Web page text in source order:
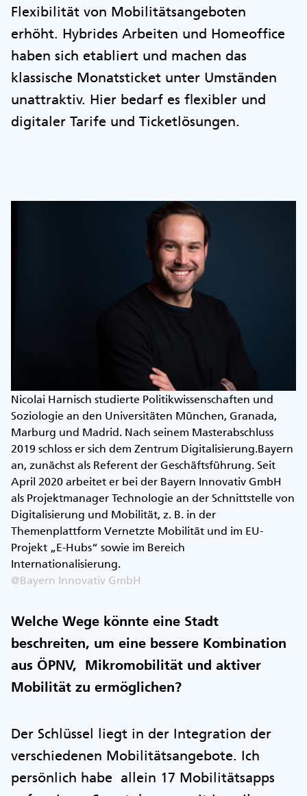
Flexibilität von Mobilitätsangeboten
erhöht. Hybrides Arbeiten und Homeoffice
haben sich etabliert und machen das
klassische Monatsticket unter Umständen
unattraktiv. Hier bedarf es flexibler und
digitaler Tarife und Ticketlösungen.
Nicolai Harnisch studierte Politikwissenschaften und
Soziologie an den Universitäten München, Granada,
Marburg und Madrid. Nach seinem Masterabschluss
2019 schloss er sich dem Zentrum Digitalisierung.Bayern
an, zunächst als Referent der Geschäftsführung. Seit
April 2020 arbeitet er bei der Bayern Innovativ GmbH
als Projektmanager Technologie an der Schnittstelle von
Digitalisierung und Mobilität, z. B. in der
Themenplattform Vernetzte Mobilität und im EU-
Projekt „E-Hubs“ sowie im Bereich
Internationalisierung.
@Bayern Innovativ GmbH
Welche Wege könnte eine Stadt
beschreiten, um eine bessere Kombination
aus ÖPNV, Mikromobilität und aktiver
Mobilität zu ermöglichen?
Der Schlüssel liegt in der Integration der
verschiedenen Mobilitätsangebote. Ich
persönlich habe allein 17 Mobilitätsapps